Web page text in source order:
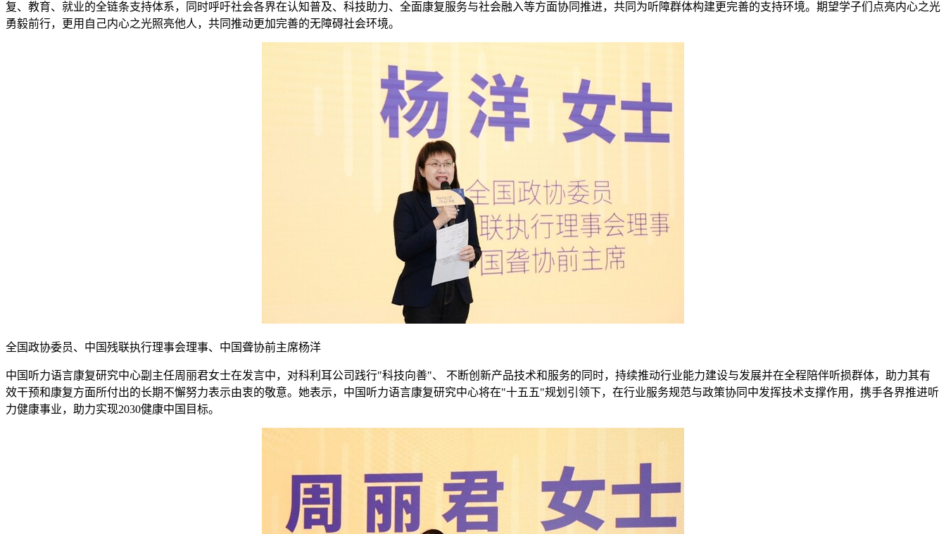
复、教育、就业的全链条支持体系，同时呼吁社会各界在认知普及、科技助力、全面康复服务与社会融入等方面协同推进，共同为听障群体构建更完善的支持环境。期望学子们点亮内心之光
勇毅前行，更用自己内心之光照亮他人，共同推动更加完善的无障碍社会环境。
全国政协委员、中国残联执行理事会理事、中国聋协前主席杨洋
中国听力语言康复研究中心副主任周丽君女士在发言中，对科利耳公司践行"科技向善"、 不断创新产品技术和服务的同时，持续推动行业能力建设与发展并在全程陪伴听损群体，助力其有
效干预和康复方面所付出的长期不懈努力表示由衷的敬意。她表示，中国听力语言康复研究中心将在"十五五"规划引领下，在行业服务规范与政策协同中发挥技术支撑作用，携手各界推进听
力健康事业，助力实现2030健康中国目标。